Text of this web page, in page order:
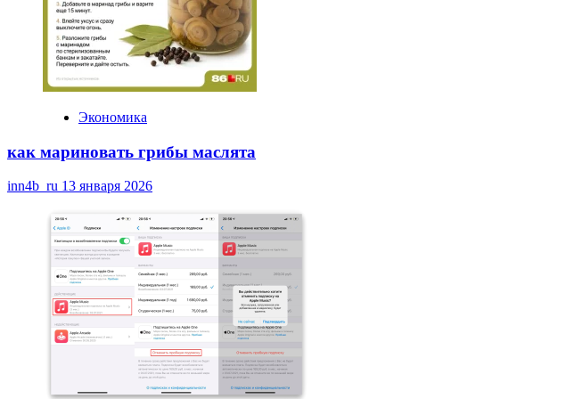
Экономика
как мариновать грибы маслята
inn4b_ru 13 января 2026